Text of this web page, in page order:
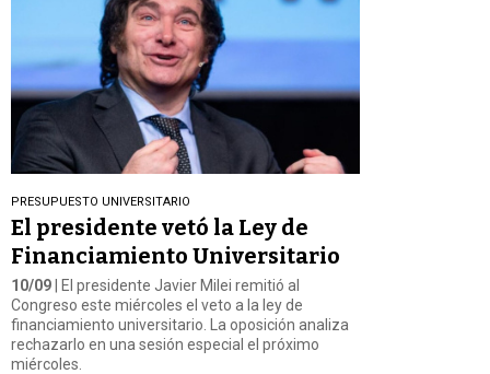
PRESUPUESTO UNIVERSITARIO
El presidente vetó la Ley de
Financiamiento Universitario
10/09| El presidente Javier Milei remitió al
Congreso este miércoles el veto a la ley de
financiamiento universitario. La oposición analiza
rechazarlo en una sesión especial el próximo
miércoles.